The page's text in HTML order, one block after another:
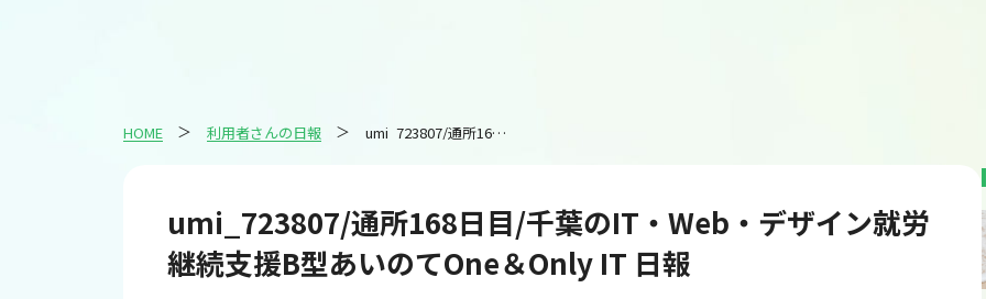
HOME 利用者さんの日報 umi_723807/通所168日目/千葉のIT・Web・デザイン就労継続支援B型あいのてOne＆Only IT 日報
umi_723807/通所168日目/千葉のIT・Web・デザイン就労
継続支援B型あいのてOne＆Only IT 日報